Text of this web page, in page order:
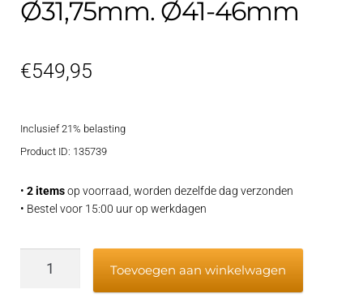
Ø31,75mm. Ø41-46mm
€549,95
Inclusief 21% belasting
Product ID: 135739
• 2 itemsop voorraad, worden dezelfde dag verzonden
• Bestel voor 15:00 uur op werkdagen
Toevoegen aan winkelwagen